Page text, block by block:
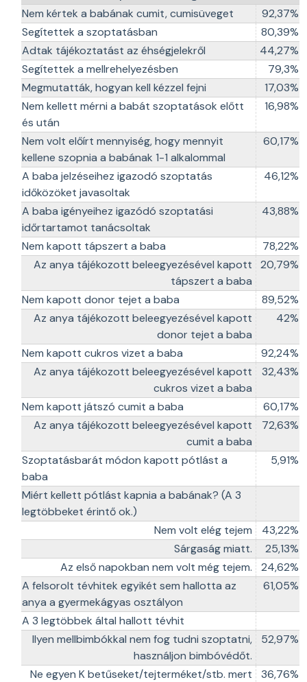
Nem kértek a babának cumit, cumisüveget
92,37%
Segítettek a szoptatásban
80,39%
Adtak tájékoztatást az éhségjelekről
44,27%
Segítettek a mellrehelyezésben
79,3%
Megmutatták, hogyan kell kézzel fejni
17,03%
Nem kellett mérni a babát szoptatások előtt
és után
16,98%
Nem volt előírt mennyiség, hogy mennyit
kellene szopnia a babának 1-1 alkalommal
60,17%
A baba jelzéseihez igazodó szoptatás
időközöket javasoltak
46,12%
A baba igényeihez igazódó szoptatási
időrtartamot tanácsoltak
43,88%
Nem kapott tápszert a baba
78,22%
Az anya tájékozott beleegyezésével kapott
tápszert a baba
20,79%
Nem kapott donor tejet a baba
89,52%
Az anya tájékozott beleegyezésével kapott
donor tejet a baba
42%
Nem kapott cukros vizet a baba
92,24%
Az anya tájékozott beleegyezésével kapott
cukros vizet a baba
32,43%
Nem kapott játszó cumit a baba
60,17%
Az anya tájékozott beleegyezésével kapott
cumit a baba
72,63%
Szoptatásbarát módon kapott pótlást a
baba
5,91%
Miért kellett pótlást kapnia a babának? (A 3
legtöbbeket érintő ok.)
Nem volt elég tejem
43,22%
Sárgaság miatt.
25,13%
Az első napokban nem volt még tejem.
24,62%
A felsorolt tévhitek egyikét sem hallotta az
anya a gyermekágyas osztályon
61,05%
A 3 legtöbbek által hallott tévhit
Ilyen mellbimbókkal nem fog tudni szoptatni,
használjon bimbóvédőt.
52,97%
Ne egyen K betűseket/tejterméket/stb. mert
36,76%